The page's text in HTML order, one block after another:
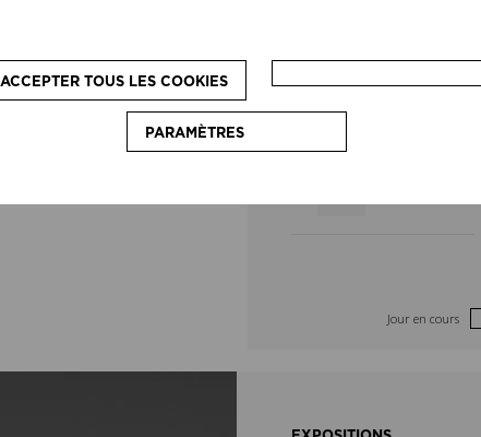
destinés
couturier.
22
Jour en cours
ACCEPTER TOUS LES COOKIES
PARAMÈTRES